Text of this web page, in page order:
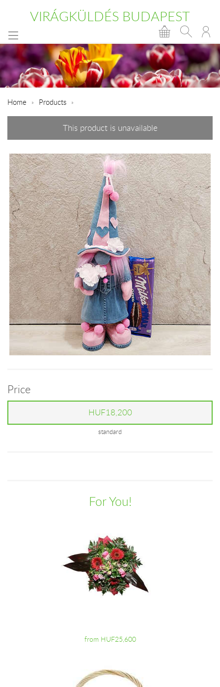
VIRÁGKÜLDÉS BUDAPEST
Home Products
This product is unavailable
Price
HUF18,200
standard
For You!
from HUF25,600